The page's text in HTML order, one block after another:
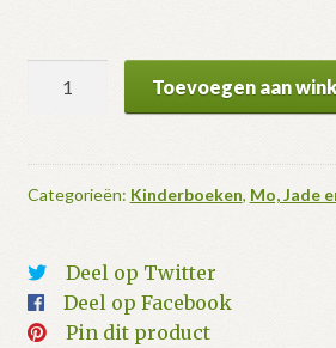
Toevoegen aan
Categorieën: Kinderboeken, Mo, Jade
Deel op Twitter
Deel op Facebook
Pin dit product